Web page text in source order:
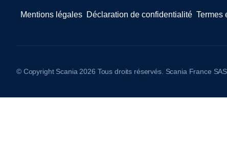
Mentions légales Déclaration de confidentialité Termes
© Copyright Scania 2026 Tous droits réservés. Scania France